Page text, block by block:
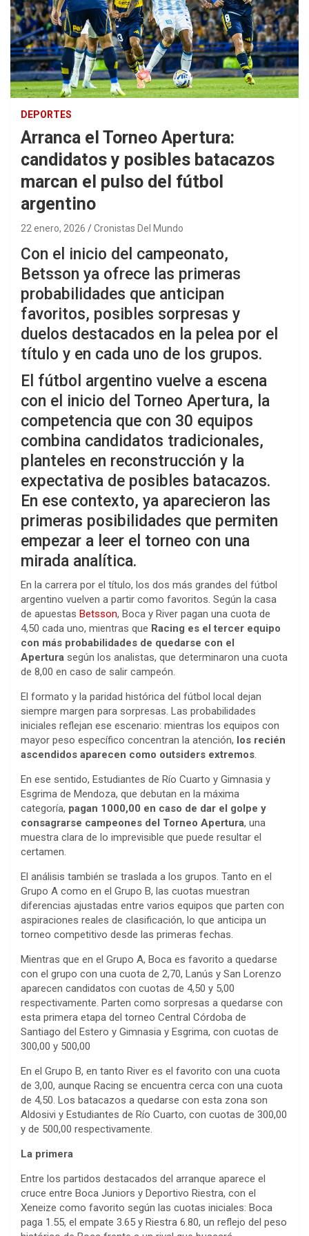
DEPORTES
Arranca el Torneo Apertura:
candidatos y posibles batacazos
marcan el pulso del fútbol
argentino
22 enero, 2026 Cronistas Del Mundo
Con el inicio del campeonato,
Betsson ya ofrece las primeras
probabilidades que anticipan
favoritos, posibles sorpresas y
duelos destacados en la pelea por el
título y en cada uno de los grupos.
El fútbol argentino vuelve a escena
con el inicio del Torneo Apertura, la
competencia que con 30 equipos
combina candidatos tradicionales,
planteles en reconstrucción y la
expectativa de posibles batacazos.
En ese contexto, ya aparecieron las
primeras posibilidades que permiten
empezar a leer el torneo con una
mirada analítica.
En la carrera por el título, los dos más grandes del fútbol
argentino vuelven a partir como favoritos. Según la casa
de apuestas Betsson, Boca y River pagan una cuota de
4,50 cada uno, mientras que Racing es el tercer equipo
con más probabilidades de quedarse con el
Apertura según los analistas, que determinaron una cuota
de 8,00 en caso de salir campeón.
El formato y la paridad histórica del fútbol local dejan
siempre margen para sorpresas. Las probabilidades
iniciales reflejan ese escenario: mientras los equipos con
mayor peso específico concentran la atención, los recién
ascendidos aparecen como outsiders extremos.
En ese sentido, Estudiantes de Río Cuarto y Gimnasia y
Esgrima de Mendoza, que debutan en la máxima
categoría, pagan 1000,00 en caso de dar el golpe y
consagrarse campeones del Torneo Apertura, una
muestra clara de lo imprevisible que puede resultar el
certamen.
El análisis también se traslada a los grupos. Tanto en el
Grupo A como en el Grupo B, las cuotas muestran
diferencias ajustadas entre varios equipos que parten con
aspiraciones reales de clasificación, lo que anticipa un
torneo competitivo desde las primeras fechas.
Mientras que en el Grupo A, Boca es favorito a quedarse
con el grupo con una cuota de 2,70, Lanús y San Lorenzo
aparecen candidatos con cuotas de 4,50 y 5,00
respectivamente. Parten como sorpresas a quedarse con
esta primera etapa del torneo Central Córdoba de
Santiago del Estero y Gimnasia y Esgrima, con cuotas de
300,00 y 500,00
En el Grupo B, en tanto River es el favorito con una cuota
de 3,00, aunque Racing se encuentra cerca con una cuota
de 4,50. Los batacazos a quedarse con esta zona son
Aldosivi y Estudiantes de Río Cuarto, con cuotas de 300,00
y de 500,00 respectivamente.
La primera
Entre los partidos destacados del arranque aparece el
cruce entre Boca Juniors y Deportivo Riestra, con el
Xeneize como favorito según las cuotas iniciales: Boca
paga 1.55, el empate 3.65 y Riestra 6.80, un reflejo del peso